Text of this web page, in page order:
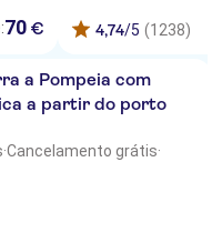
70 € 4,74/5 (1238)
a Pompeia com
a partir do porto
·Cancelamento grátis·